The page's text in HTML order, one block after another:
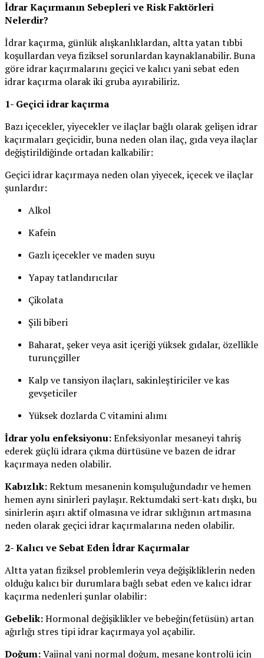
İdrar Kaçırmanın Sebepleri ve Risk Faktörleri
Nelerdir?
İdrar kaçırma, günlük alışkanlıklardan, altta yatan tıbbi
koşullardan veya fiziksel sorunlardan kaynaklanabilir. Buna
göre idrar kaçırmalarını geçici ve kalıcı yani sebat eden
idrar kaçırma olarak iki gruba ayırabiliriz.
1- Geçici idrar kaçırma
Bazı içecekler, yiyecekler ve ilaçlar bağlı olarak gelişen idrar
kaçırmaları geçicidir, buna neden olan ilaç, gıda veya ilaçlar
değiştirildiğinde ortadan kalkabilir:
Geçici idrar kaçırmaya neden olan yiyecek, içecek ve ilaçlar
şunlardır:
Alkol
Kafein
Gazlı içecekler ve maden suyu
Yapay tatlandırıcılar
Çikolata
Şili biberi
Baharat, şeker veya asit içeriği yüksek gıdalar, özellikle
turunçgiller
Kalp ve tansiyon ilaçları, sakinleştiriciler ve kas
gevşeticiler
Yüksek dozlarda C vitamini alımı
İdrar yolu enfeksiyonu:Enfeksiyonlar mesaneyi tahriş
ederek güçlü idrara çıkma dürtüsüne ve bazen de idrar
kaçırmaya neden olabilir.
Kabızlık:Rektum mesanenin komşuluğundadır ve hemen
hemen aynı sinirleri paylaşır. Rektumdaki sert-katı dışkı, bu
sinirlerin aşırı aktif olmasına ve idrar sıklığının artmasına
neden olarak geçici idrar kaçırmalarına neden olabilir.
2- Kalıcı ve Sebat Eden İdrar Kaçırmalar
Altta yatan fiziksel problemlerin veya değişikliklerin neden
olduğu kalıcı bir durumlara bağlı sebat eden ve kalıcı idrar
kaçırma nedenleri şunlar olabilir:
Gebelik:Hormonal değişiklikler ve bebeğin(fetüsün) artan
ağırlığı stres tipi idrar kaçırmaya yol açabilir.
Doğum:Vajinal yani normal doğum, mesane kontrolü için